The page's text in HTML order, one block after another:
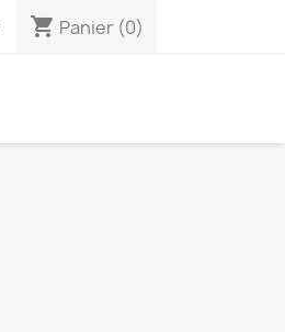
shopping_cart Panier (0)